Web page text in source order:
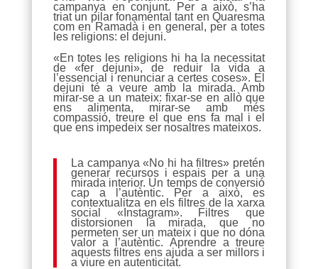
campanya en conjunt. Per a això, s’ha
triat un pilar fonamental tant en Quaresma
com en Ramadà i en general, per a totes
les religions: el dejuni.
«En totes les religions hi ha la necessitat
de «fer dejuni», de reduir la vida a
l’essencial i renunciar a certes coses». El
dejuni té a veure amb la mirada. Amb
mirar-se a un mateix: fixar-se en allò que
ens alimenta, mirar-se amb més
compassió, treure el que ens fa mal i el
que ens impedeix ser nosaltres mateixos.
La campanya «No hi ha filtres» pretén
generar recursos i espais per a una
mirada interior. Un temps de conversió
cap a l’autèntic. Per a això, es
contextualitza en els filtres de la xarxa
social «Instagram». Filtres que
distorsionen la mirada, que no
permeten ser un mateix i que no dóna
valor a l’autèntic. Aprendre a treure
aquests filtres ens ajuda a ser millors i
a viure en autenticitat.